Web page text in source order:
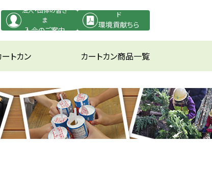
法人・団体の皆さ
ま
入会のご案内
ド
環境貢献ちら
トカン カートカン商品一覧